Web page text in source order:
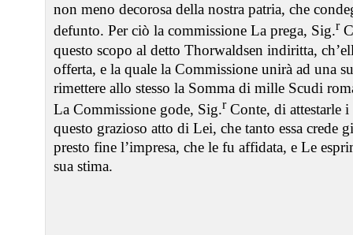
non meno decorosa della nostra patria, che
defunto. Per ciò la commissione La prega, Sig.r
questo scopo al detto Thorwaldsen indiritta,
offerta, e la quale la Commissione unirà ad una
rimettere allo stesso la Somma di mille Scudi
La Commissione gode, Sig.rConte, di attestarle i
questo grazioso atto di Lei, che tanto essa crede
presto fine l’impresa, che le fu affidata, e Le
sua stima.